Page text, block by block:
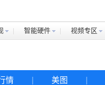
智能硬件 视频专区
情 美图